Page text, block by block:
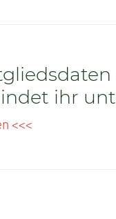
ihr
<<<